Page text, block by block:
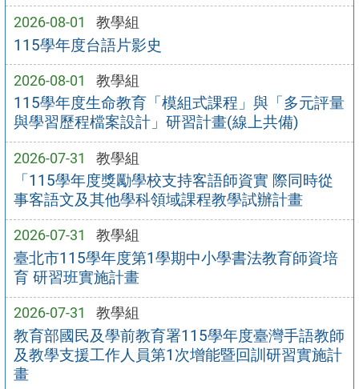
2026-08-01 教學組
115學年度台語片影史
2026-08-01 教學組
115學年度生命教育「模組式課程」與「多元評量
與學習歷程檔案設計」研習計畫(線上共備)
2026-07-31 教學組
「115學年度獎勵學校支持客語師資實 際同時從
事客語文及其他學科領域課程教學試辦計畫
2026-07-31 教學組
臺北市115學年度第1學期中小學書法教育師資培
育 研習班實施計畫
2026-07-31 教學組
教育部國民及學前教育署115學年度臺灣手語教師
及教學支援工作人員第1次增能暨回訓研習實施計
畫